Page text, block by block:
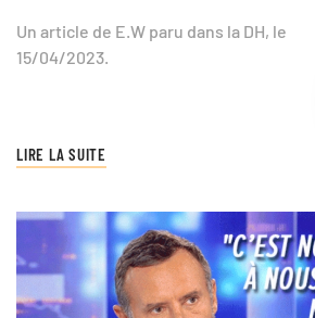
Un article de E.W paru dans la DH, le
15/04/2023.
LIRE LA SUITE